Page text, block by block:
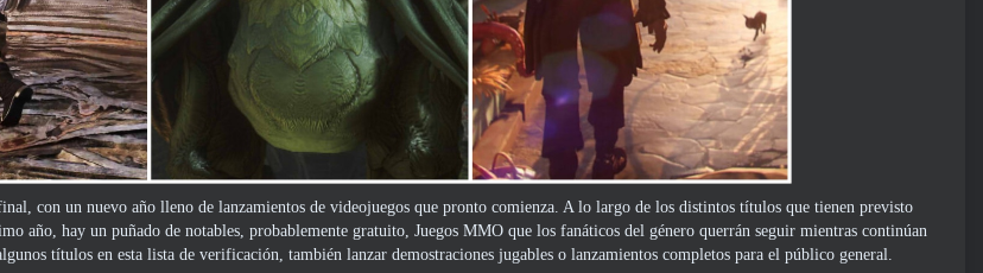
con un nuevo año lleno de lanzamientos de videojuegos que pronto comienza. A lo largo de los distintos títulos que tienen previsto
año, hay un puñado de notables, probablemente gratuito, Juegos MMO que los fanáticos del género querrán seguir mientras continúan
títulos en esta lista de verificación, también lanzar demostraciones jugables o lanzamientos completos para el público general.